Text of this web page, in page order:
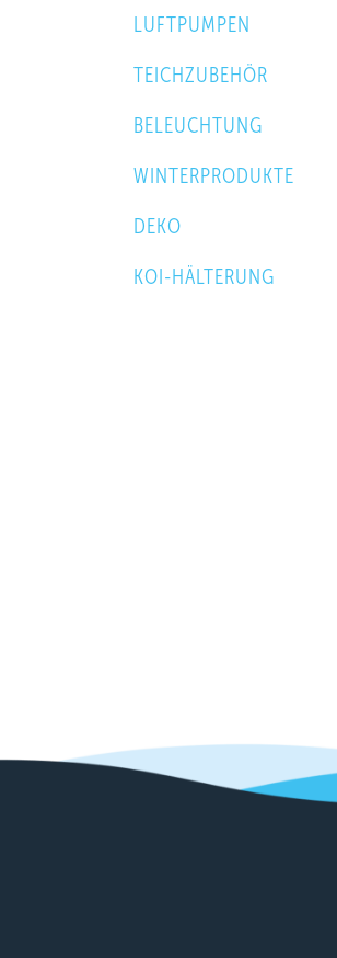
LUFTPUMPEN
TEICHZUBEHÖR
BELEUCHTUNG
WINTERPRODUKTE
DEKO
KOI-HÄLTERUNG